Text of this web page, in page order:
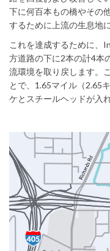
下に何百本もの橋やその
するために上流の生息地
これを達成するために、
方道路の下に2本の計4本
流環境を取り戻します。
とで、1.65マイル（2.65
ケとスチールヘッドが入